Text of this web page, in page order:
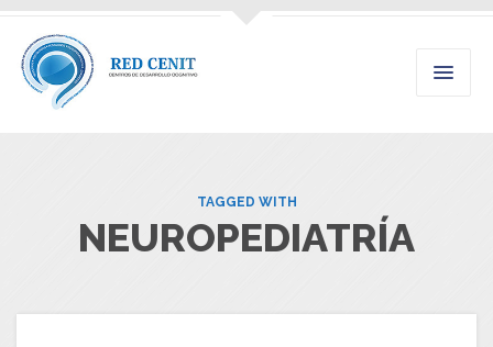
TAGGED WITH
NEUROPEDIATRÍA